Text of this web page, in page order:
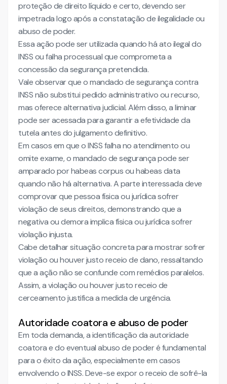
proteção de direito líquido e certo, devendo ser
impetrada logo após a constatação de ilegalidade ou
abuso de poder.
Essa ação pode ser utilizada quando há ato ilegal do
INSS ou falha processual que comprometa a
concessão da segurança pretendida.
Vale observar que o mandado de segurança contra
INSS não substitui pedido administrativo ou recurso,
mas oferece alternativa judicial. Além disso, a liminar
pode ser acessada para garantir a efetividade da
tutela antes do julgamento definitivo.
Em casos em que o INSS falha no atendimento ou
omite exame, o mandado de segurança pode ser
amparado por habeas corpus ou habeas data
quando não há alternativa. A parte interessada deve
comprovar que pessoa física ou jurídica sofrer
violação de seus direitos, demonstrando que a
negativa ou demora implica física ou jurídica sofrer
violação injusta.
Cabe detalhar situação concreta para mostrar sofrer
violação ou houver justo receio de dano, ressaltando
que a ação não se confunde com remédios paralelos.
Assim, a violação ou houver justo receio de
cerceamento justifica a medida de urgência.
Autoridade coatora e abuso de poder
Em toda demanda, a identificação da autoridade
coatora e do eventual abuso de poder é fundamental
para o êxito da ação, especialmente em casos
envolvendo o INSS. Deve-se expor o receio de sofrê-la